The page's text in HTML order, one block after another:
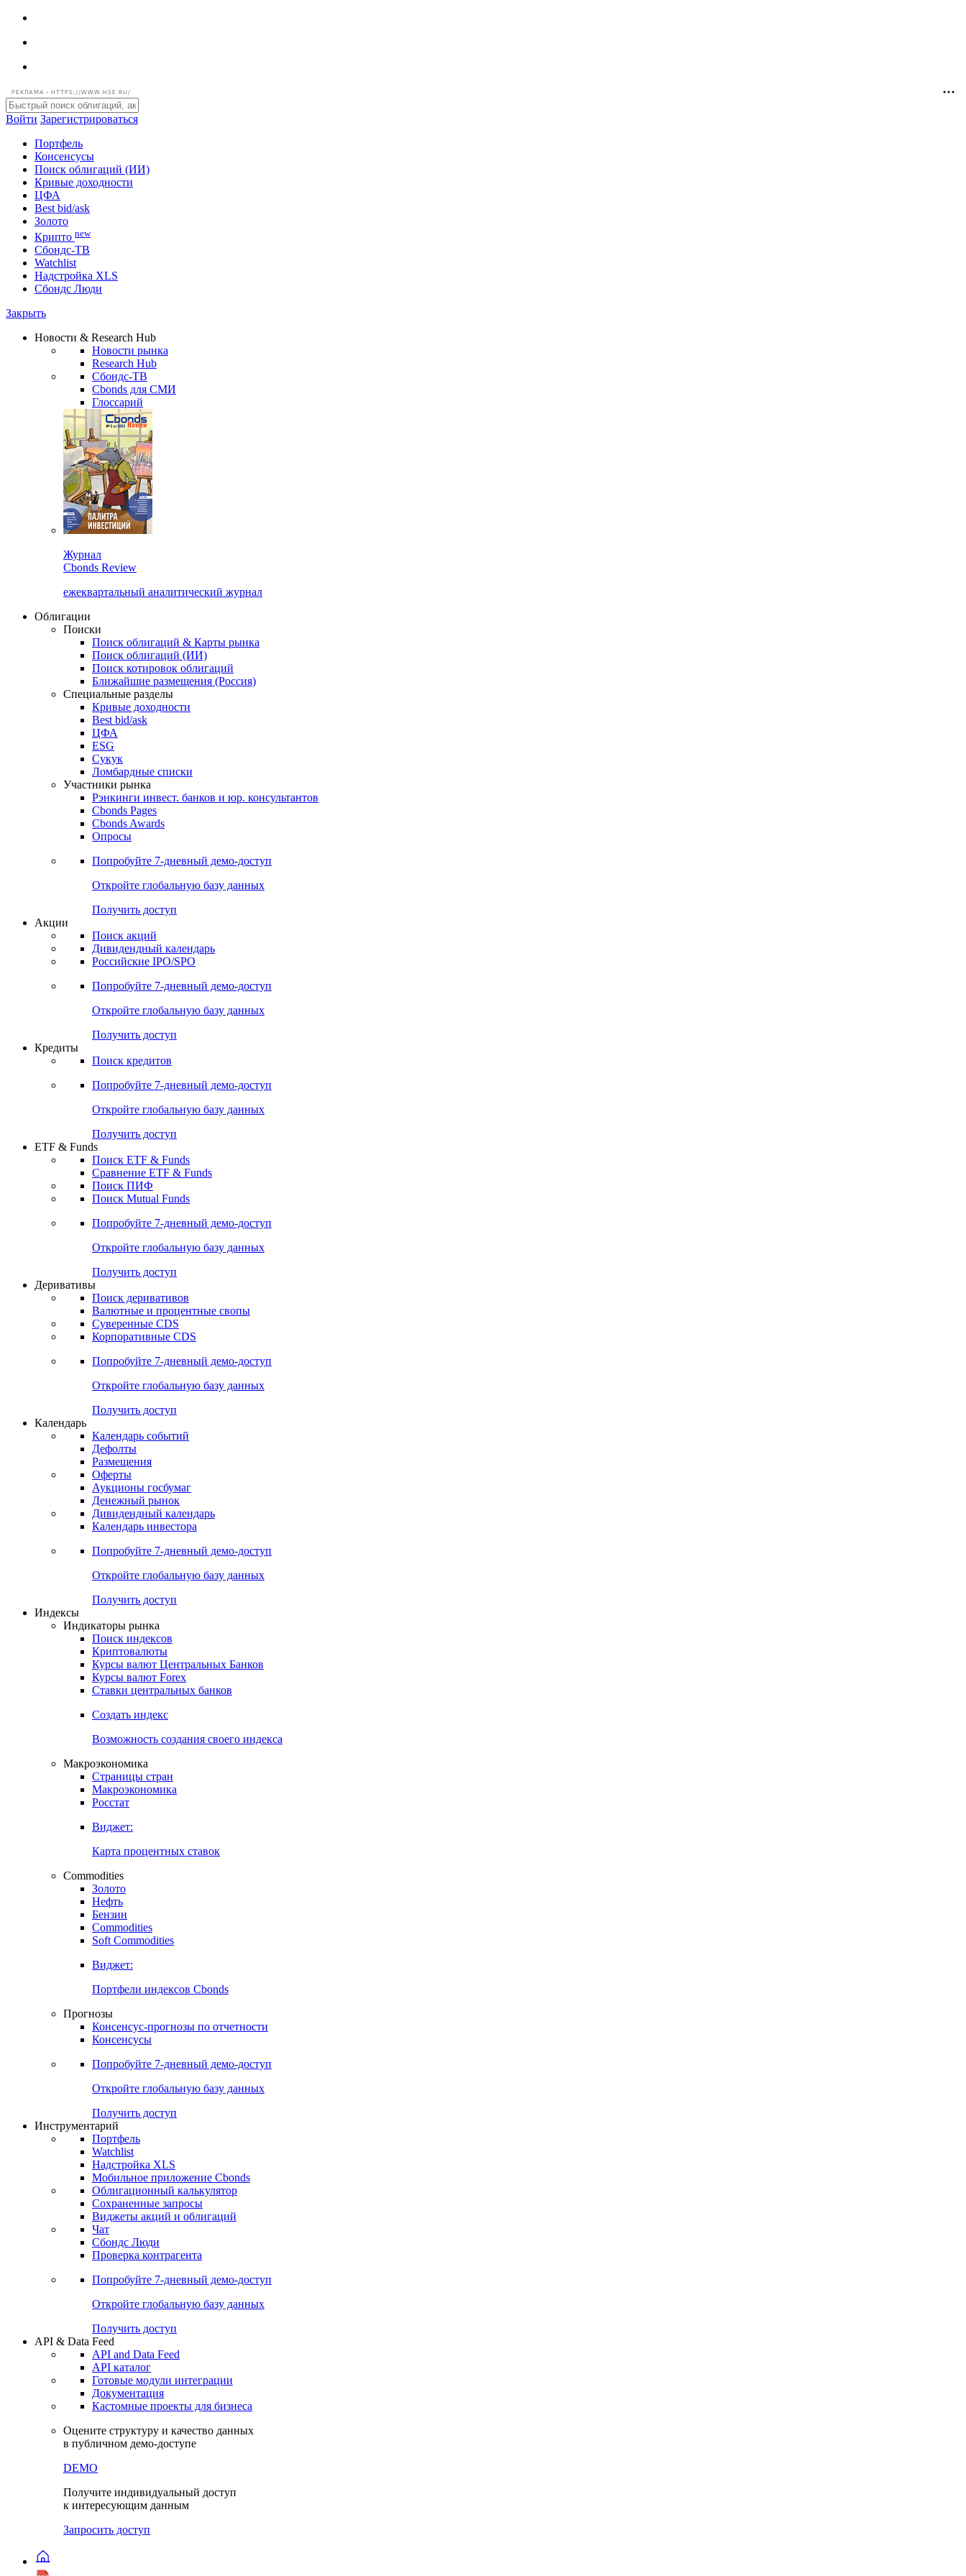
РЕКЛАМА • HTTPS://WWW.HSE.RU/
Войти Зарегистрироваться
Портфель
Консенсусы
Поиск облигаций (ИИ)
Кривые доходности
ЦФА
Best bid/ask
Золото
Криптоnew
Сбондс-ТВ
Надстройка XLS
Сбондс Люди
Новости & Research Hub
Новости рынка
Research Hub
Сбондс-ТВ
Cbonds для СМИ
Глоссарий
Журнал
Cbonds Review
ежеквартальный аналитический журнал
Облигации
Поиски
Поиск облигаций & Карты рынка
Поиск облигаций (ИИ)
Поиск котировок облигаций
Ближайшие размещения (Россия)
Специальные разделы
Кривые доходности
Best bid/ask
ЦФА
ESG
Сукук
Ломбардные списки
Участники рынка
Рэнкинги инвест. банков и юр. консультантов
Cbonds Pages
Cbonds Awards
Опросы
Попробуйте7-дневный
Откройте глобальную базу данных
Получить доступ
Акции
Поиск акций
Дивидендный календарь
Российские IPO/SPO
Попробуйте7-дневный
Откройте глобальную базу данных
Получить доступ
Кредиты
Поиск кредитов
Попробуйте7-дневный
Откройте глобальную базу данных
Получить доступ
ETF & Funds
Поиск ETF & Funds
Сравнение ETF & Funds
Поиск ПИФ
Поиск Mutual Funds
Попробуйте7-дневный
Откройте глобальную базу данных
Получить доступ
Деривативы
Поиск деривативов
Валютные и процентные свопы
Суверенные CDS
Корпоративные CDS
Попробуйте7-дневный
Откройте глобальную базу данных
Получить доступ
Календарь
Календарь событий
Дефолты
Размещения
Оферты
Аукционы госбумаг
Денежный рынок
Дивидендный календарь
Календарь инвестора
Попробуйте7-дневный
Получить доступ
Индикаторы рынка
Поиск индексов
Криптовалюты
Курсы валют Центральных Банков
Курсы валют Forex
Ставки центральных банков
Создать индекс
Возможность создания своего индекса
Макроэкономика
Страницы стран
Макроэкономика
Росстат
Виджет:
Карта процентных ставок
Commodities
Золото
Нефть
Бензин
Commodities
Soft Commodities
Виджет:
Портфели индексов Cbonds
Прогнозы
Консенсус-прогнозы по отчетности
Консенсусы
Попробуйте7-дневный
Откройте глобальную базу данных
Получить доступ
Инструментарий
Портфель
Watchlist
Надстройка XLS
Мобильное приложение Cbonds
Облигационный калькулятор
Сохраненные запросы
Виджеты акций и облигаций
Чат
Сбондс Люди
Проверка контрагента
Попробуйте7-дневный
Откройте глобальную базу данных
Получить доступ
API & Data Feed
API and Data Feed
API каталог
Документация
Кастомные проекты для бизнеса
Оцените структуру и качество данных
в публичном демо-доступе
DEMO
Получите индивидуальный доступ